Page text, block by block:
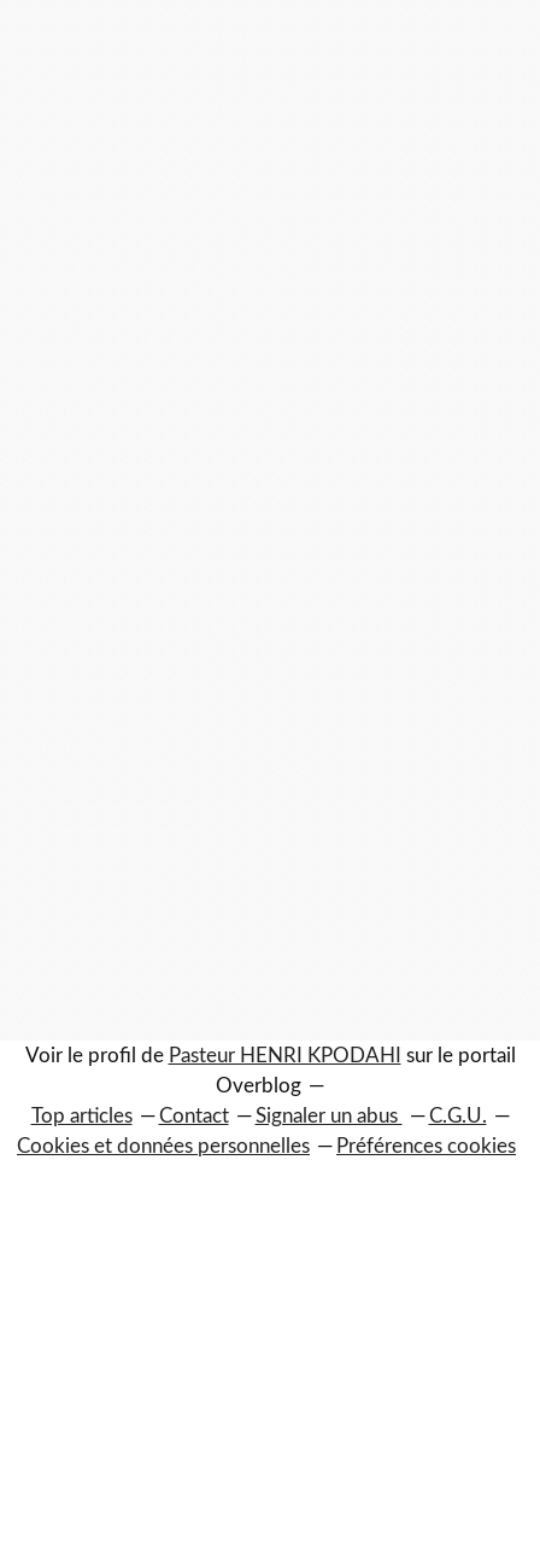
Voir le profil de Pasteur HENRI KPODAHI
sur le portail
Overblog
Top articles
Contact Signaler un abus
C.G.U.
Cookies et données personnelles
Préférences cookies